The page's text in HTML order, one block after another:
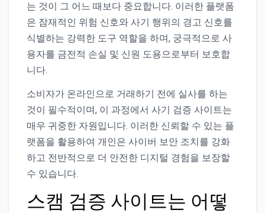
는 것이 그 어느 때보다 중요합니다. 이러한 플랫폼
은 잠재적인 위험 신호와 사기 행위의 경고 신호를
식별하는 강력한 도구 역할을 하며, 궁극적으로 사
용자를 금전적 손실 및 신원 도용으로부터 보호합
니다.
소비자가 온라인으로 거래하기 전에 실사를 하는
것이 필수적이며, 이 과정에서 사기 검증 사이트는
매우 귀중한 자원입니다. 이러한 신뢰할 수 있는 플
랫폼을 활용하여 개인은 사이버 보안 조치를 강화
하고 전반적으로 더 안전한 디지털 경험을 보장할
수 있습니다.
스캠 검증 사이트는 어떻